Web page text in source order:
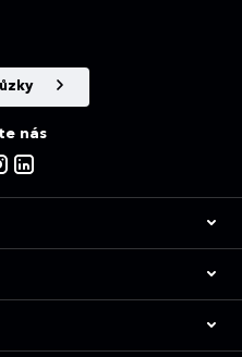
nás